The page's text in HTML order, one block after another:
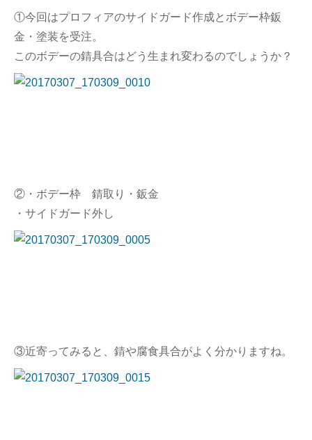
①今回はプロフィアのサイドガード作成とボデー枠鈑
金・塗装を受注。
このボデーの錆具合はどう生まれ変わるのでしょうか？
②・ボデー枠 錆取り・鈑金
・サイドガード外し
③近寄ってみると、錆や腐食具合がよく分かりますね。